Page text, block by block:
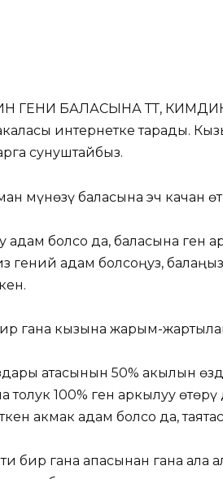
БАЛАСЫНА ӨТӨТ, КИМДИКИ
интернетке тарады.
сунуштайбыз.
мүнөзү баласына эч качан
адам болсо да, баласына ген
гений адам болсоңуз,
гана кызына жарым-
атасынын 50% акылын
100% ген аркылуу өтөрү
акмак адам болсо да,
бир гана апасынан гана ала